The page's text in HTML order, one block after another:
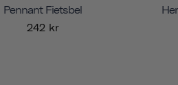
Pennant Fietsbel
242 kr